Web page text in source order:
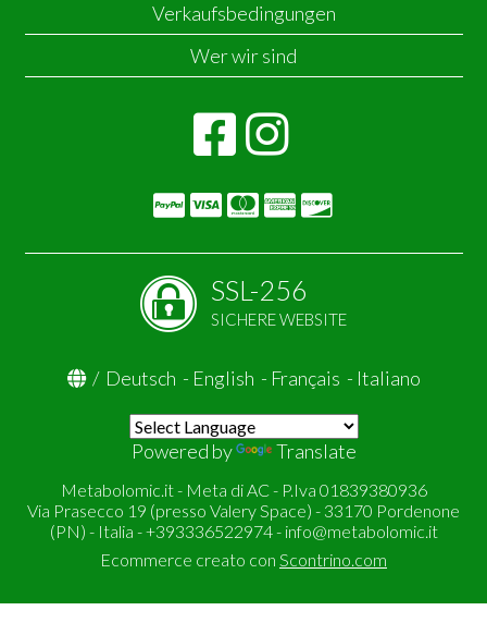
Verkaufsbedingungen
Wer wir sind
SSL-256
SICHERE WEBSITE
/ Deutsch - English - Français - Italiano
Powered by Translate
Metabolomic.it - Meta di AC - P.Iva 01839380936
Via Prasecco 19 (presso Valery Space) - 33170 Pordenone
(PN) - Italia - +393336522974 - info@metabolomic.it
Ecommerce creato con Scontrino.com